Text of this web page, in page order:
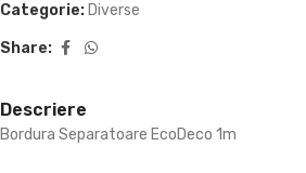
Categorie: Diverse
Share:
Descriere
Bordura Separatoare EcoDeco 1m